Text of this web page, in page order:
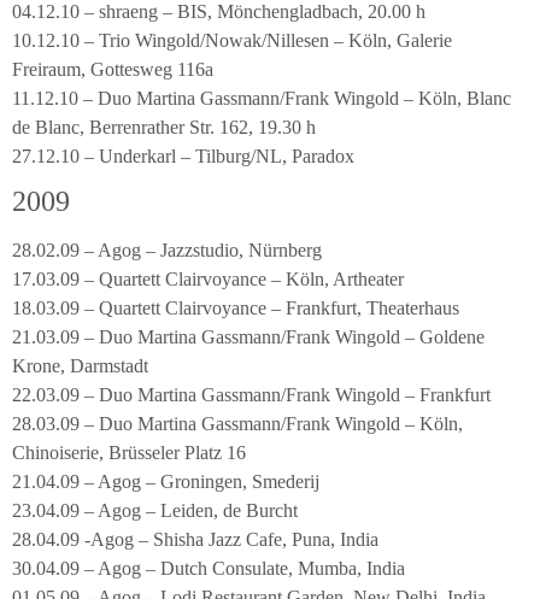
04.12.10 – shraeng – BIS, Mönchengladbach, 20.00 h
10.12.10 – Trio Wingold/Nowak/Nillesen – Köln, Galerie
Freiraum, Gottesweg 116a
11.12.10 – Duo Martina Gassmann/Frank Wingold – Köln, Blanc
de Blanc, Berrenrather Str. 162, 19.30 h
27.12.10 – Underkarl – Tilburg/NL, Paradox
2009
28.02.09 – Agog – Jazzstudio, Nürnberg
17.03.09 – Quartett Clairvoyance – Köln, Artheater
18.03.09 – Quartett Clairvoyance – Frankfurt, Theaterhaus
21.03.09 – Duo Martina Gassmann/Frank Wingold – Goldene
Krone, Darmstadt
22.03.09 – Duo Martina Gassmann/Frank Wingold – Frankfurt
28.03.09 – Duo Martina Gassmann/Frank Wingold – Köln,
Chinoiserie, Brüsseler Platz 16
21.04.09 – Agog – Groningen, Smederij
23.04.09 – Agog – Leiden, de Burcht
28.04.09 -Agog – Shisha Jazz Cafe, Puna, India
30.04.09 – Agog – Dutch Consulate, Mumba, India